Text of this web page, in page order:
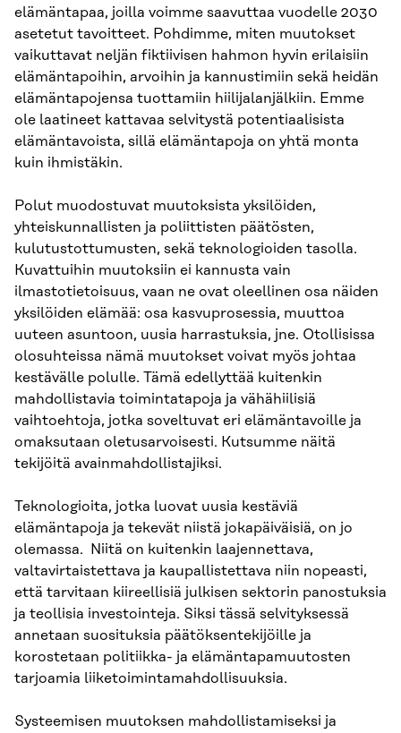
elämäntapaa, joilla voimme saavuttaa vuodelle 2030
asetetut tavoitteet. Pohdimme, miten muutokset
vaikuttavat neljän fiktiivisen hahmon hyvin erilaisiin
elämäntapoihin, arvoihin ja kannustimiin sekä heidän
elämäntapojensa tuottamiin hiilijalanjälkiin. Emme
ole laatineet kattavaa selvitystä potentiaalisista
elämäntavoista, sillä elämäntapoja on yhtä monta
kuin ihmistäkin.
Polut muodostuvat muutoksista yksilöiden,
yhteiskunnallisten ja poliittisten päätösten,
kulutustottumusten, sekä teknologioiden tasolla.
Kuvattuihin muutoksiin ei kannusta vain
ilmastotietoisuus, vaan ne ovat oleellinen osa näiden
yksilöiden elämää: osa kasvuprosessia, muuttoa
uuteen asuntoon, uusia harrastuksia, jne. Otollisissa
olosuhteissa nämä muutokset voivat myös johtaa
kestävälle polulle. Tämä edellyttää kuitenkin
mahdollistavia toimintatapoja ja vähähiilisiä
vaihtoehtoja, jotka soveltuvat eri elämäntavoille ja
omaksutaan oletusarvoisesti. Kutsumme näitä
tekijöitä avainmahdollistajiksi.
Teknologioita, jotka luovat uusia kestäviä
elämäntapoja ja tekevät niistä jokapäiväisiä, on jo
olemassa. Niitä on kuitenkin laajennettava,
valtavirtaistettava ja kaupallistettava niin nopeasti,
että tarvitaan kiireellisiä julkisen sektorin panostuksia
ja teollisia investointeja. Siksi tässä selvityksessä
annetaan suosituksia päätöksentekijöille ja
korostetaan politiikka- ja elämäntapamuutosten
tarjoamia liiketoimintamahdollisuuksia.
Systeemisen muutoksen mahdollistamiseksi ja